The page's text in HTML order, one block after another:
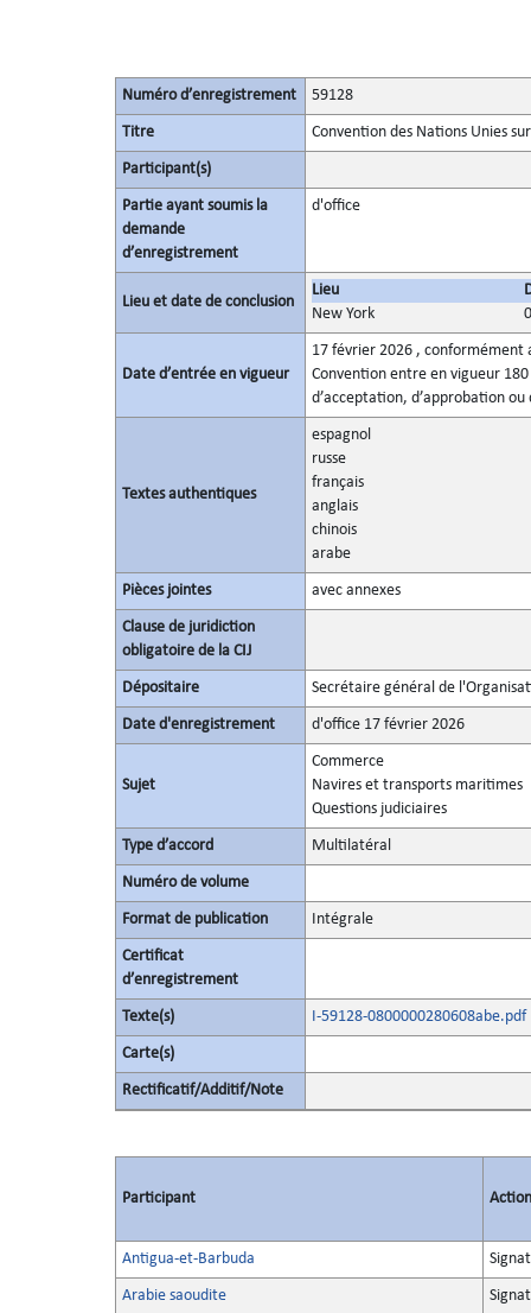
Numéro d’enregistrement 59128
Titre Convention des Nations Unies
Participant(s)
Partie ayant soumis la
demande
d’enregistrement
d'office
Lieu et date de conclusion
Lieu
New York
Date d’entrée en vigueur
17 février 2026 , conformément
Convention entre en vigueur
d’acceptation, d’approbation ou
Textes authentiques
espagnol
russe
français
anglais
chinois
arabe
Pièces jointes avec annexes
Clause de juridiction
obligatoire de la CIJ
Dépositaire Secrétaire général de
Date d'enregistrement d'office 17 février 2026
Sujet
Commerce
Navires et transports maritimes
Questions judiciaires
Type d’accord Multilatéral
Numéro de volume
Format de publication Intégrale
Certificat
d’enregistrement
Texte(s) I-59128-0800000280608abe.pdf
Carte(s)
Rectificatif/Additif/Note
Participant Action
Antigua-et-Barbuda
Arabie saoudite